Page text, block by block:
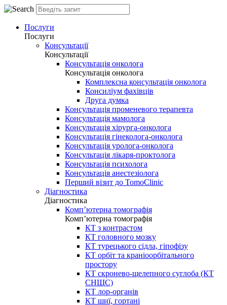
Послуги
Послуги
Консультації
Консультації
Консультація онколога
Консультація онколога
Комплексна консультація онколога
Консиліум фахівців
Друга думка
Консультація променевого терапевта
Консультація мамолога
Консультація хірурга-онколога
Консультація гінеколога-онколога
Консультація уролога-онколога
Консультація лікаря-проктолога
Консультація психолога
Консультація анестезіолога
Перший візит до TomoClinic
Діагностика
Діагностика
Комп’ютерна томографія
Комп’ютерна томографія
КТ з контрастом
КТ головного мозку
КТ турецького сідла, гіпофізу
КТ орбіт та краніоорбітального
простору
КТ скронево-щелепного суглоба (КТ
СНЩС)
КТ лор-органів
КТ шиї, гортані